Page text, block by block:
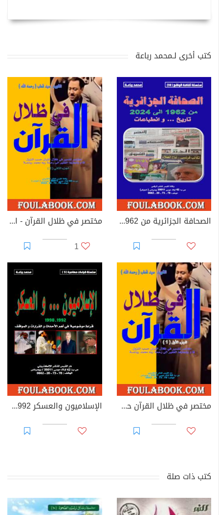
كتب أخرى لـمحمد رباعة
الصحافة الجزائرية من 1962 إلى 2024
مختصر في ظلال القرآن - الجزء الثاني
1
مختصر في ظلال القرآن حسب النزول - الجزء الأول الإسلاميون والعسكر 1992-1998: قراءة موضوعية في أهم الأحداث والقرارات والمواقف
كتب ذات صلة